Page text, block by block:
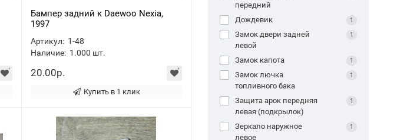
Бампер задний к Daewoo Nexia,
1997
Артикул: 1-48
Наличие: 1.000 шт.
20.00р.
Купить в 1 клик
передний
Дождевик 1
Замок двери задней
левой
1
Замок капота 1
Замок лючка
топливного бака
1
Защита арок передняя
левая (подкрылок)
1
Зеркало наружное
левое
1